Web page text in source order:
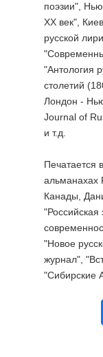
поэзии",
ХХ век",
русской
"Антология
столетий
Лондон -
Journal of
и т.д.
Печатается
альманахах
Канады,
"Новое
журнал",
"Сибирские